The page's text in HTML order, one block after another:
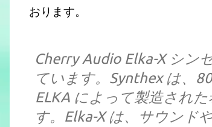
おります。
Cherry Audio Elka-X シン
ています。Synthex は、
ELKA によって製造され
す。Elka-X は、サウンド